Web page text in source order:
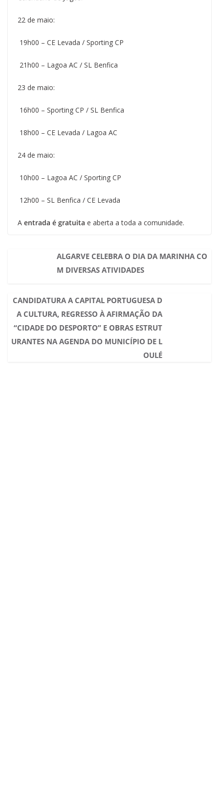
22 de maio:
19h00 – CE Levada / Sporting CP
21h00 – Lagoa AC / SL Benfica
23 de maio:
16h00 – Sporting CP / SL Benfica
18h00 – CE Levada / Lagoa AC
24 de maio:
10h00 – Lagoa AC / Sporting CP
12h00 – SL Benfica / CE Levada
A entrada é gratuita e aberta a toda a comunidade.
ALGARVE CELEBRA O DIA DA MARINHA CO
M DIVERSAS ATIVIDADES
CANDIDATURA A CAPITAL PORTUGUESA D
A CULTURA, REGRESSO À AFIRMAÇÃO DA
“CIDADE DO DESPORTO” E OBRAS ESTRUT
URANTES NA AGENDA DO MUNICÍPIO DE L
OULÉ